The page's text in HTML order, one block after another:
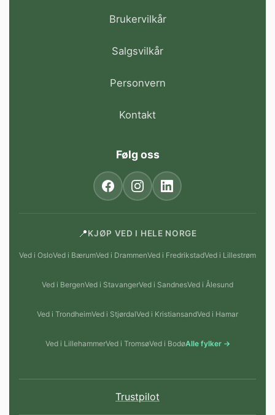
Brukervilkår
Salgsvilkår
Personvern
Kontakt
Følg oss
📍KJØP VED I HELE NORGE
Ved i OsloVed i BærumVed i DrammenVed i FredrikstadVed i Lillestrøm
Ved i BergenVed i StavangerVed i SandnesVed i Ålesund
Ved i TrondheimVed i StjørdalVed i KristiansandVed i Hamar
Ved i LillehammerVed i TromsøVed i BodøAlle fylker →
Trustpilot